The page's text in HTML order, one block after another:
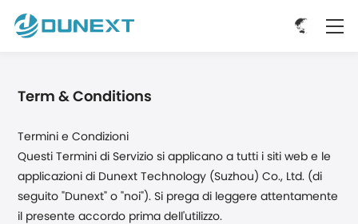
Term & Conditions
Termini e Condizioni
Questi Termini di Servizio si applicano a tutti i siti web e le
applicazioni di Dunext Technology (Suzhou) Co., Ltd. (di
seguito "Dunext" o "noi"). Si prega di leggere attentamente
il presente accordo prima dell'utilizzo.